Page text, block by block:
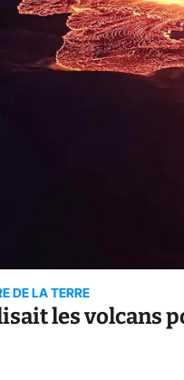
DE LA TERRE
les volcans